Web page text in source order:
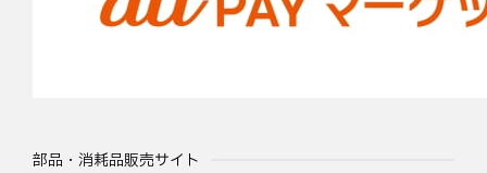
部品・消耗品販売サイト